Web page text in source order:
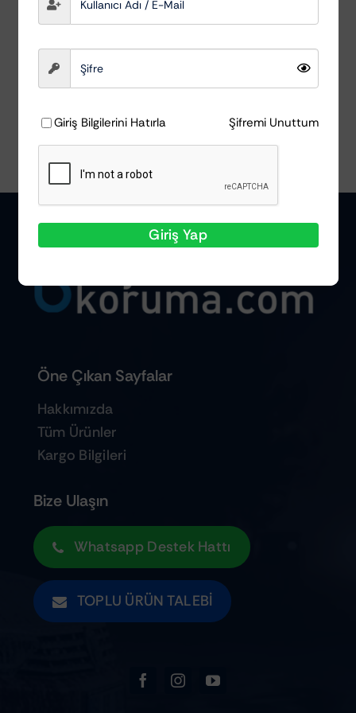
Öne Çıkan Sayfalar
Hakkımızda
Tüm Ürünler
Kargo Bilgileri
Bize Ulaşın
Whatsapp Destek Hattı
TOPLU ÜRÜN TALEBI
Giriş Bilgilerini Hatırla Şifremi Unuttum
Giriş Yap